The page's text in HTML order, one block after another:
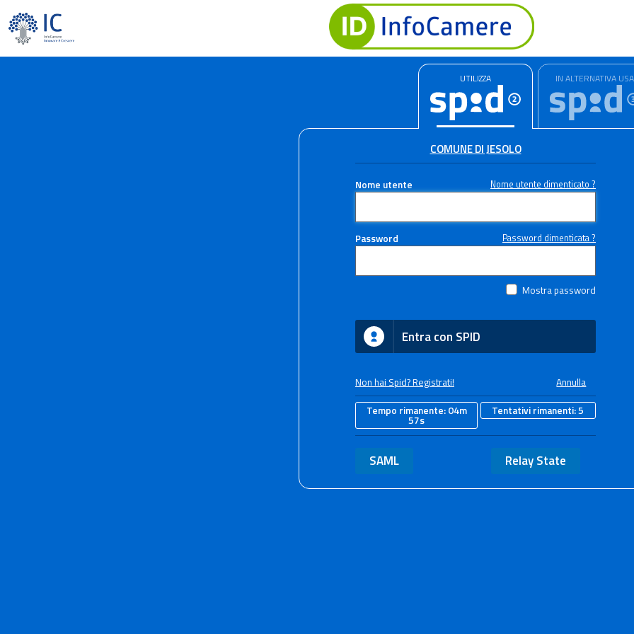
UTILIZZA IN ALTERNATIVA USA
COMUNE DI JESOLO
Nome utente Nome utente dimenticato ?
Password Password dimenticata ?
Mostra password
Entra con SPID
Non hai Spid? Registrati!
Annulla
Tempo rimanente: 04m
57s
Tentativi rimanenti:5
SAML Relay State